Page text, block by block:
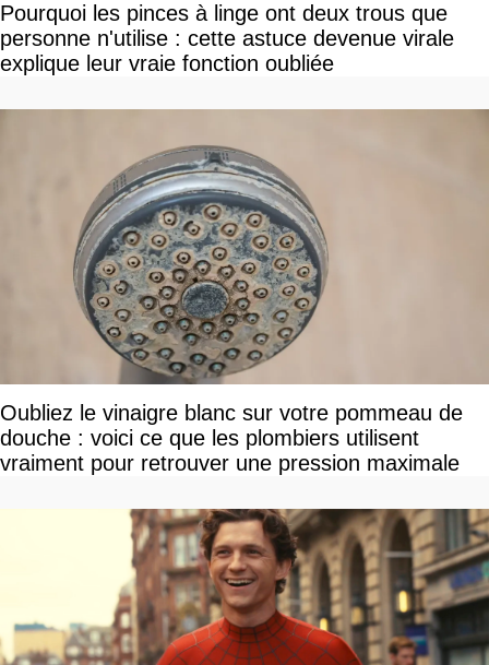
Pourquoi les pinces à linge ont deux trous que
personne n'utilise : cette astuce devenue virale
explique leur vraie fonction oubliée
Oubliez le vinaigre blanc sur votre pommeau de
douche : voici ce que les plombiers utilisent
vraiment pour retrouver une pression maximale